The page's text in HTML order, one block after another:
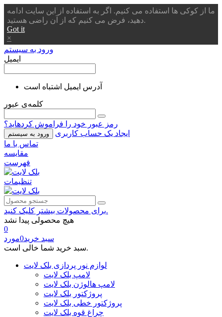
ما از کوکی ها استفاده می کنیم. اگر به استفاده از این سایت ادامه
دهید، فرض می کنیم که از آن راضی هستید.
Got it
×
ورود به سیستم
ایمیل
آدرس ایمیل اشتباه است
کلمه‌ی عبور
رمز عبور خود را فراموش کردهاید؟
ورود به سیستم
ایجاد یک حساب کاربری
تماس با ما
مقایسه
فهرست
تنظیمات
برای محصولات بیشتر کلیک کنید.
هیچ محصولی پیدا نشد
0
سبد خرید0مورد
سبد خرید شما خالی است.
لوازم نور پردازی بلک لایت
لامپ بلک لایت
لامپ هالوژن بلک لایت
پروژکتور بلک لایت
پروژکتور خطی بلک لایت
چراغ قوه بلک لایت